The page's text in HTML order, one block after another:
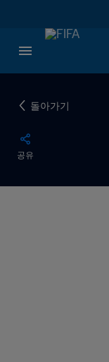
돌아가기
공유